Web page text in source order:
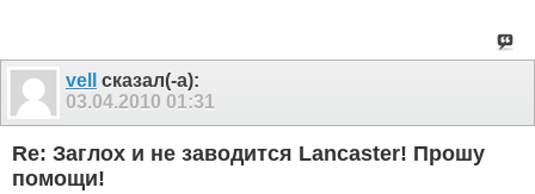
vell
сказал(-а):
03.04.2010 01:31
Re: Заглох и не заводится Lancaster! Прошу
помощи!